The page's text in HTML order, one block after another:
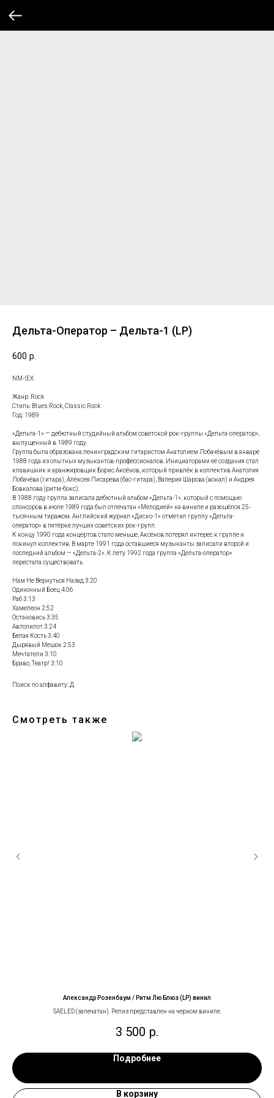
Дельта-Оператор – Дельта-1 (LP)
600 р.
NM-|EX
Жанр: Rock
Стиль: Blues Rock, Classic Rock
Год: 1989
«Дельта-1» — дебютный студийный альбом советской рок-группы «Дельта-оператор»,
выпущенный в 1989 году.
Группа была образована ленинградским гитаристом Анатолием Лобачёвым в январе
1988 года из опытных музыкантов-профессионалов. Инициаторами её создания стал
клавишник и аранжировщик Борис Аксёнов, который привлёк в коллектив Анатолия
Лобачёва (гитара), Алексея Писарева (бас-гитара), Валерия Шарова (вокал) и Андрея
Бовкалова (ритм-бокс).
В 1988 году группа записала дебютный альбом «Дельта-1», который с помощью
спонсоров в июле 1989 года был отпечатан «Мелодией» на виниле и разошёлся 25-
тысячным тиражом. Английский журнал «Диско-1» отметил группу «Дельта-
оператор» в пятёрке лучших советских рок-групп.
К концу 1990 года концертов стало меньше, Аксёнов потерял интерес к группе и
покинул коллектив. В марте 1991 года оставшиеся музыканты записали второй и
последний альбом — «Дельта-2». К лету 1992 года группа «Дельта-оператор»
перестала существовать.
Нам Не Вернуться Назад 3:20
Одиночный Боец 4:06
Раб 3:13
Хамелеон 2:52
Остановись 3:35
Автопилот 3:24
Белая Кость 3:40
Дырявый Мешок 2:53
Мечтатели 3:10
Браво, Театр! 3:10
Поиск по алфавиту: Д
Смотреть также
Александр Розенбаум / Ритм Лю Блюз (LP) винил
SAELED (запечатан). Релиз представлен на черном виниле.
3 500 р.
Подробнее
В корзину